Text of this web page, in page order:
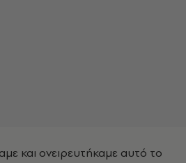
και ονειρευτήκαμε αυτό το